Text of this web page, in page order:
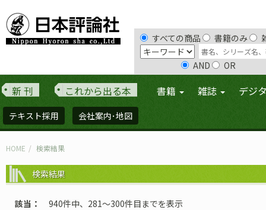
すべての商品 書籍のみ
AND OR
新 刊 これから出る本 書籍 雑誌 デジ
テキスト採用 会社案内･地図
HOME 検索結果
検索結果
該当 940件中、281〜300件目までを表示